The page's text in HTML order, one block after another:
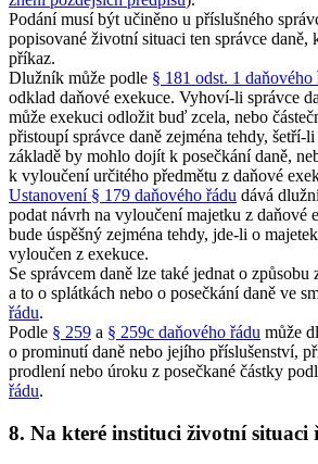
Podání musí být učiněno u příslušného
popisované životní situaci ten správce
příkaz.
Dlužník může podle § 181 odst. 1 daňového
odklad daňové exekuce. Vyhoví-li správce
může exekuci odložit buď zcela, nebo
přistoupí správce daně zejména tehdy, šetří-
základě by mohlo dojít k posečkání daně,
k vyloučení určitého předmětu z daňové
Ustanovení § 179 daňového řádu dává
podat návrh na vyloučení majetku z daňové
bude úspěšný zejména tehdy, jde-li o
vyloučen z exekuce.
Se správcem daně lze také jednat o způsobu
a to o splátkách nebo o posečkání daně ve
řádu.
Podle § 259 a § 259c daňového řádu může
o prominutí daně nebo jejího příslušenství,
prodlení nebo úroku z posečkané částky
řádu.
8. Na které instituci životní situaci